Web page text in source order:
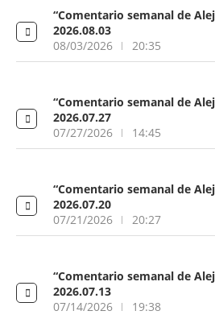
“Comentario semanal de
2026.08.03
08/03/2026
20:35
“Comentario semanal de
2026.07.27
07/27/2026
14:45
“Comentario semanal de
2026.07.20
07/21/2026
20:27
“Comentario semanal de
2026.07.13
07/14/2026
19:38